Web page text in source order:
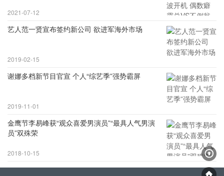
2021-07-12
艺人范一贤宣布签约新公司 欲进军海外市场
2019-02-15
谢娜多档新节目官宣 个人“综艺季”强势霸屏
2019-11-01
金鹰节李易峰获“观众喜爱男演员”“最具人气男演
员”双殊荣
2018-10-15